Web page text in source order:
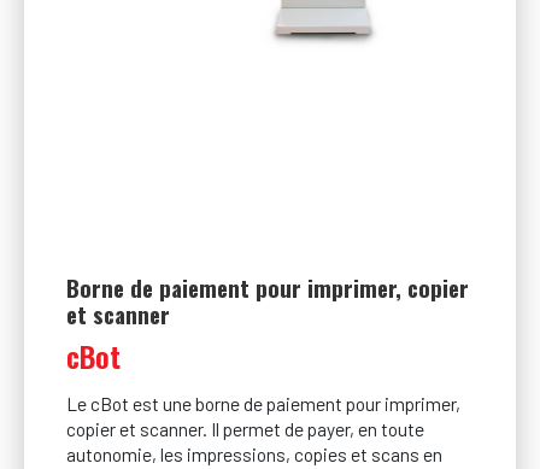
Borne de paiement pour imprimer, copier
et scanner
cBot
Le cBot est une borne de paiement pour imprimer,
copier et scanner. Il permet de payer, en toute
autonomie, les impressions, copies et scans en